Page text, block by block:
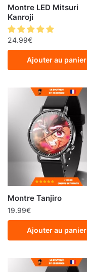
Montre LED Mitsuri
Kanroji
24.99€
Ajouter au panier
Montre Tanjiro
19.99€
Ajouter au panier